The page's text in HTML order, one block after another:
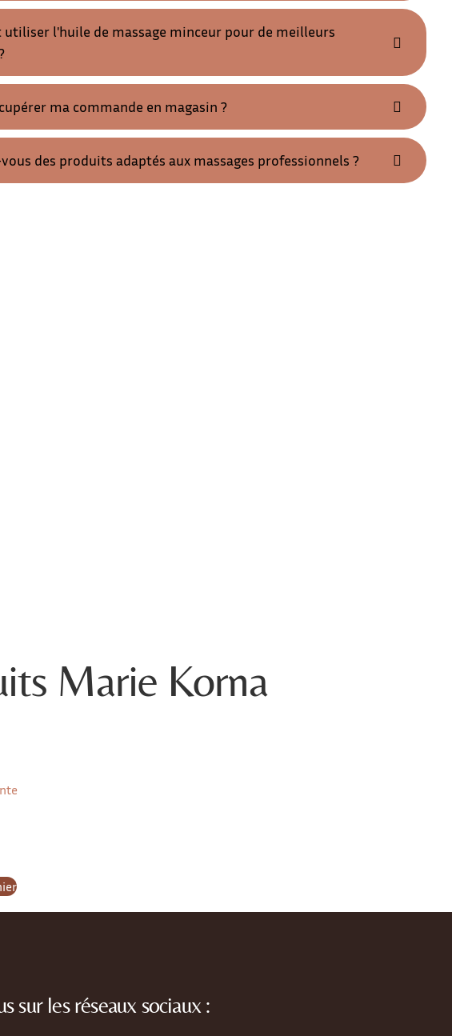
utiliser l'huile de massage minceur pour de meilleurs
ma commande en magasin ?
des produits adaptés aux massages professionnels ?
Marie Korna
sur les réseaux sociaux :